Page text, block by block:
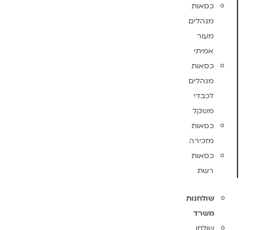
כסאות
מנהלים
מעור
אמיתי
כסאות
מנהלים
לכבדי
משקל
כסאות
מזכירה
כסאות
רשת
שולחנות
משרד